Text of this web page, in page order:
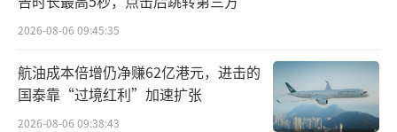
92.4万元。
该院还存在其他违法违规问题。
江西省九江市第一人民医院。
2026-08-06 09:45:35
航油成本倍增仍净赚62亿港元，进击的
国泰靠“过境红利”加速扩张
2026-08-06 09:38:43